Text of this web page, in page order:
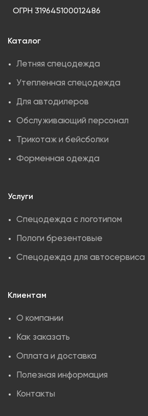
ОГРН 319645100012486
Каталог
Летняя спецодежда
Утепленная спецодежда
Для автодилеров
Обслуживающий персонал
Трикотаж и бейсболки
Форменная одежда
Услуги
Спецодежда с логотипом
Пологи брезентовые
Спецодежда для автосервиса
Клиентам
О компании
Как заказать
Оплата и доставка
Полезная информация
Контакты